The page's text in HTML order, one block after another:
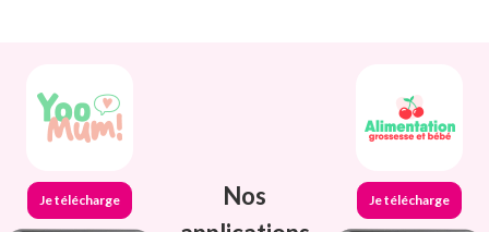
Je télécharge
Nos
Je télécharge